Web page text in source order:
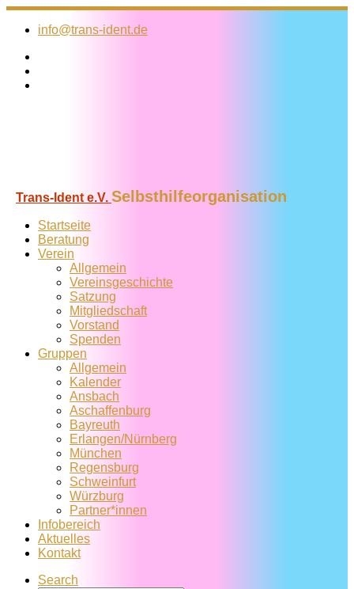
Zum
Inhalt
info@trans-ident.de
Trans-Ident e.V. Selbsthilfeorganisation
Startseite
Beratung
Verein
Allgemein
Vereins­geschichte
Satzung
Mitglied­schaft
Vorstand
Spenden
Gruppen
Allgemein
Kalender
Ansbach
Aschaffenburg
Bayreuth
Erlangen/Nürnberg
München
Regensburg
Schweinfurt
Würzburg
Partner*innen
Infobereich
Aktuelles
Kontakt
Search